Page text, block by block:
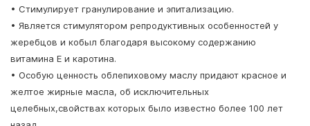
• Стимулирует гранулирование и эпитализацию.
• Является стимулятором репродуктивных особенностей у
жеребцов и кобыл благодаря высокому содержанию
витамина Е и каротина.
• Особую ценность облепиховому маслу придают красное и
желтое жирные масла, об исключительных
целебных,свойствах которых было известно более 100 лет